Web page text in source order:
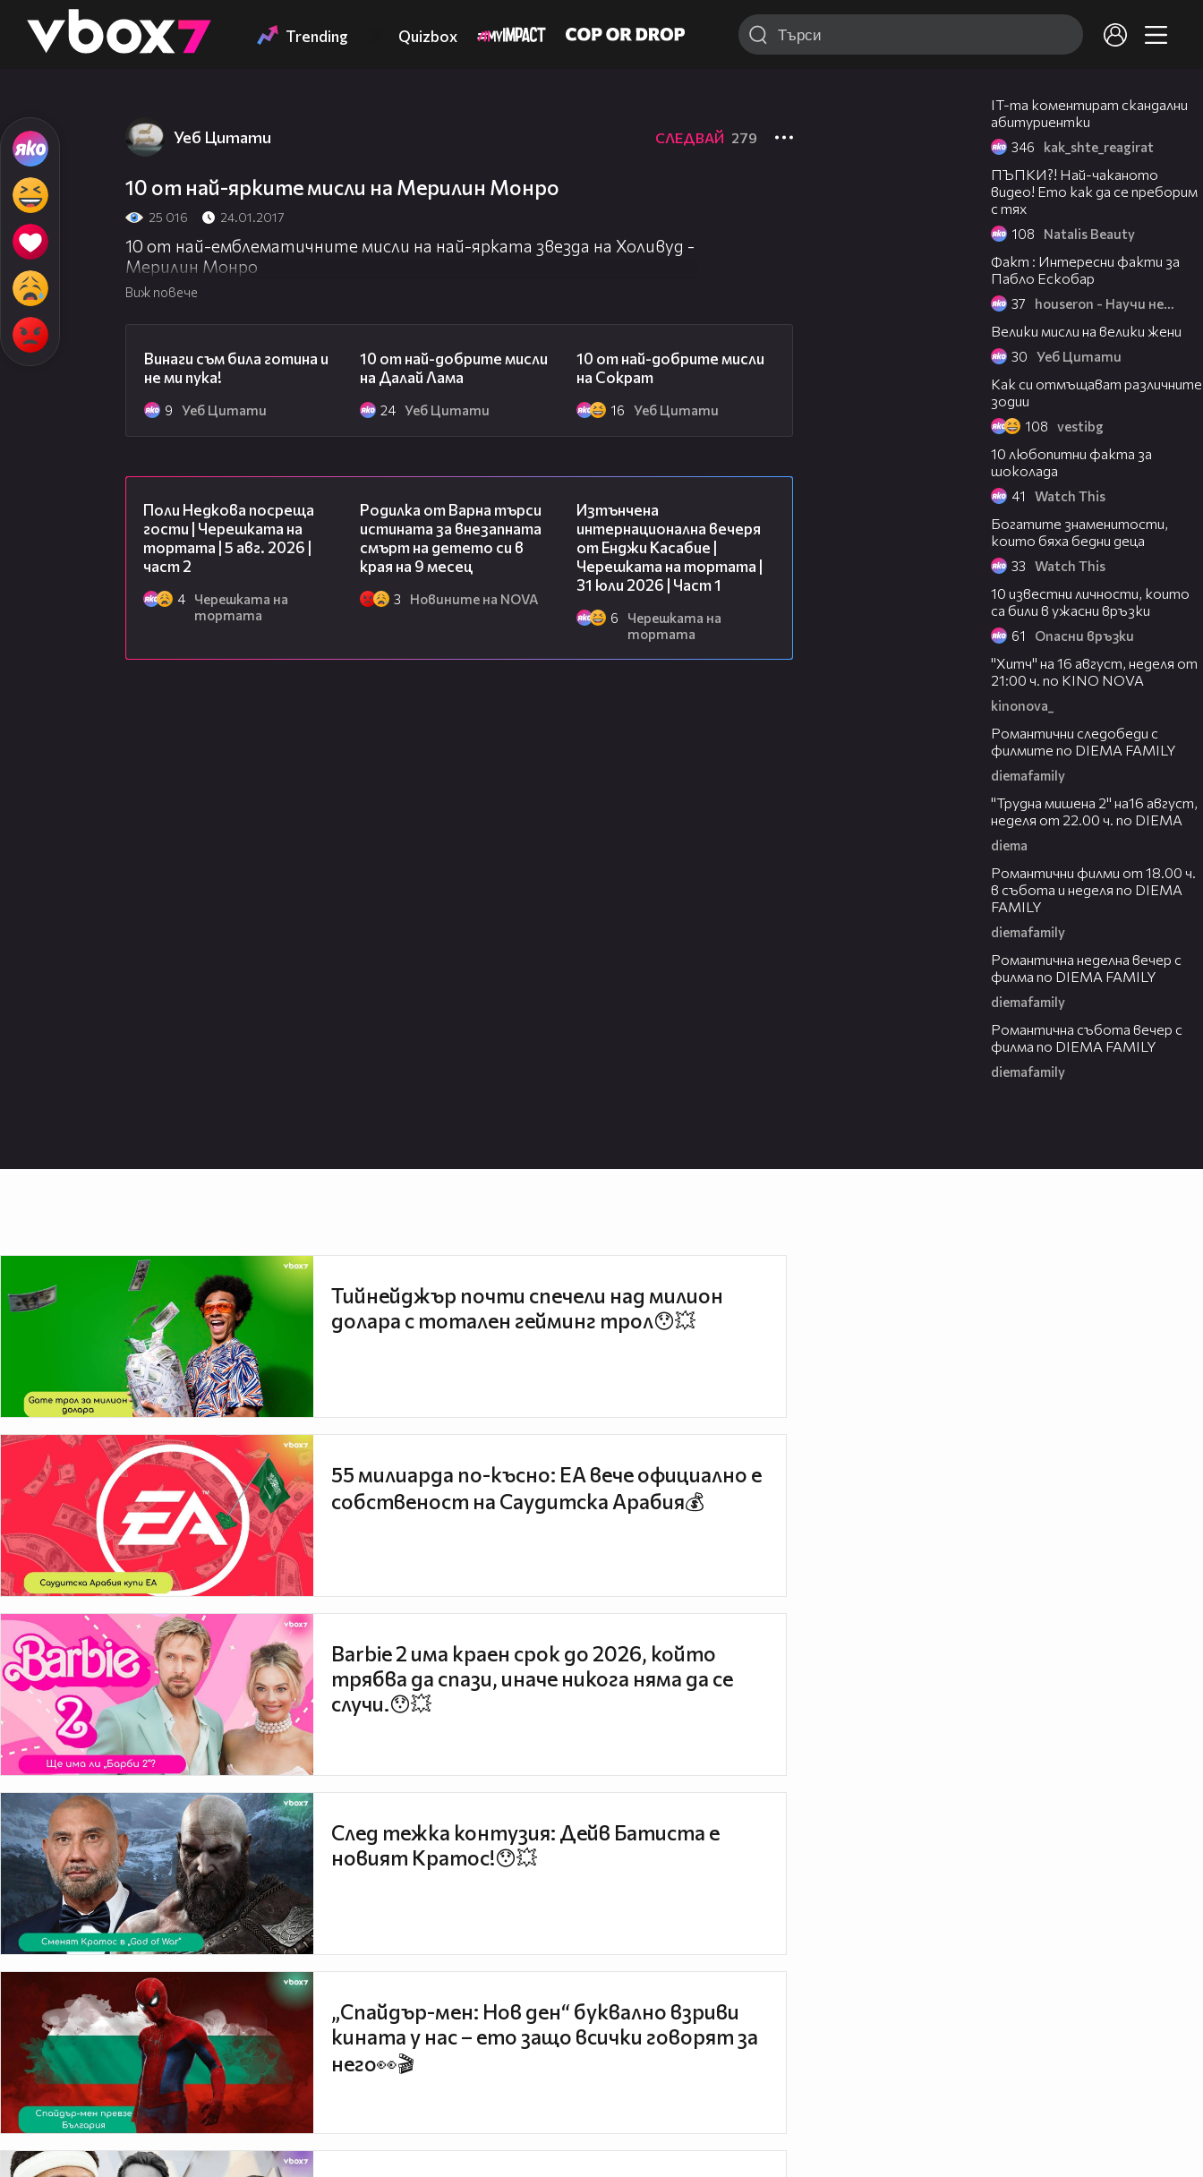
👾 Trending Quizbox
Уеб Цитати СЛЕДВАЙ 279
10 от най-ярките мисли на Мерилин Монро
25 016 24.01.2017
10 от най-емблематичните мисли на най-ярката звезда на Холивуд -
Мерилин Монро
Виж повече
Винаги съм била готина и
не ми пука!
9 Уеб Цитати
10 от най-добрите мисли
на Далай Лама
24 Уеб Цитати
10 от най-добрите мисли
на Сократ
16 Уеб Цитати
Поли Недкова посреща
гости | Черешката на
тортата | 5 авг. 2026 |
част 2
4
Черешката на
тортата
Родилка от Варна търси
истината за внезапната
смърт на детето си в
края на 9 месец
3 Новините на NOVA
Изтънчена
интернационална вечеря
от Енджи Касабие |
Черешката на тортата |
31 юли 2026 | Част 1
6
Черешката на
тортата
IT-та коментират скандални
абитуриентки
346 kak_shte_reagirat
ПЪПКИ?! Най-чаканото
видео! Ето как да се преборим
с тях
108 Natalis Beauty
Факт : Интересни факти за
Пабло Ескобар
37 houseron - Научи нещо ново
Велики мисли на велики жени
30 Уеб Цитати
Как си отмъщават различните
зодии
108 vestibg
10 любопитни факта за
шоколада
41 Watch This
Богатите знаменитости,
които бяха бедни деца
33 Watch This
10 известни личности, които
са били в ужасни връзки
61 Опасни връзки
"Хитч" на 16 август, неделя от
21:00 ч. по KINO NOVA
kinonova_
Романтични следобеди с
филмите по DIEMA FAMILY
diemafamily
"Трудна мишена 2" на16 август,
неделя от 22.00 ч. по DIEMA
diema
Романтични филми от 18.00 ч.
в събота и неделя по DIEMA
FAMILY
diemafamily
Романтичнa неделна вечер с
филма по DIEMA FAMILY
diemafamily
Романтичнa събота вечер с
филма по DIEMA FAMILY
diemafamily
Тийнейджър почти спечели над милион
долара с тотален гейминг трол😯💥
55 милиарда по-късно: EA вече официално е
собственост на Саудитска Арабия💰
Barbie 2 има краен срок до 2026, който
трябва да спази, иначе никога няма да се
случи.😯💥
След тежка контузия: Дейв Батиста е
новият Кратос!😯💥
„Спайдър-мен: Нов ден“ буквално взриви
кината у нас – ето защо всички говорят за
него👀🎬